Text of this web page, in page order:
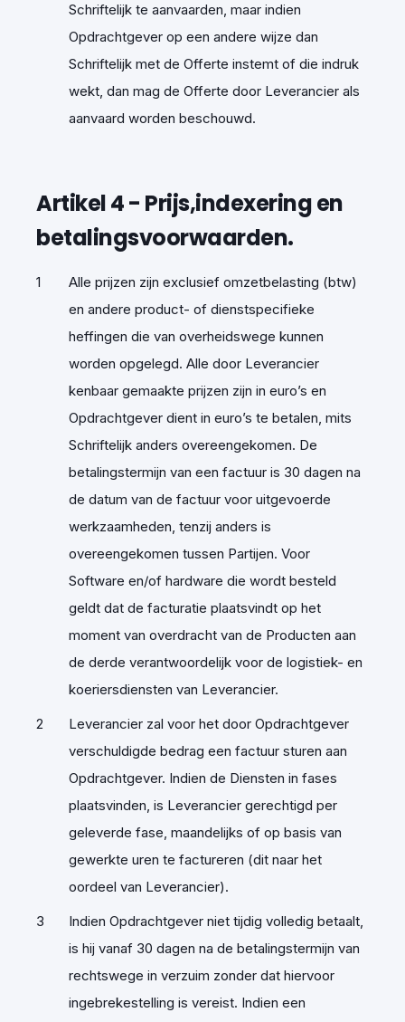
Schriftelijk te aanvaarden, maar indien
Opdrachtgever op een andere wijze dan
Schriftelijk met de Offerte instemt of die indruk
wekt, dan mag de Offerte door Leverancier als
aanvaard worden beschouwd.
Artikel4- Prijs,indexering en
betalingsvoorwaarden.
Alle prijzen zijn exclusief omzetbelasting (btw)
en andere product- of dienstspecifieke
heffingen die van overheidswege kunnen
worden opgelegd. Alle door Leverancier
kenbaar gemaakte prijzen zijn in euro’s en
Opdrachtgever dient in euro’s te betalen, mits
Schriftelijk anders overeengekomen. De
betalingstermijn van een factuur is 30 dagen na
de datum van de factuur voor uitgevoerde
werkzaamheden, tenzij anders is
overeengekomen tussen Partijen. Voor
Software en/of hardware die wordt besteld
geldt dat de facturatie plaatsvindt op het
moment van overdracht van de Producten aan
de derde verantwoordelijk voor de logistiek- en
koeriersdiensten van Leverancier.
Leverancier zal voor het door Opdrachtgever
verschuldigde bedrag een factuur sturen aan
Opdrachtgever. Indien de Diensten in fases
plaatsvinden, is Leverancier gerechtigd per
geleverde fase, maandelijks of op basis van
gewerkte uren te factureren (dit naar het
oordeel van Leverancier).
Indien Opdrachtgever niet tijdig volledig betaalt,
is hij vanaf 30 dagen na de betalingstermijn van
rechtswege in verzuim zonder dat hiervoor
ingebrekestelling is vereist. Indien een